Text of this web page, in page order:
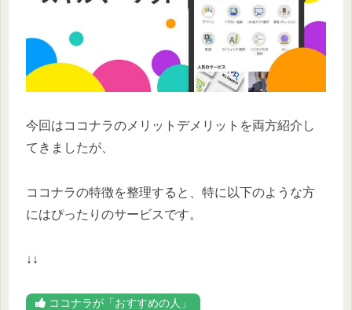
今回はココナラのメリットデメリットを両方紹介し
てきましたが、
ココナラの特徴を整理すると、特に以下のような方
にはぴったりのサービスです。
↓↓
ココナラが「おすすめの人」